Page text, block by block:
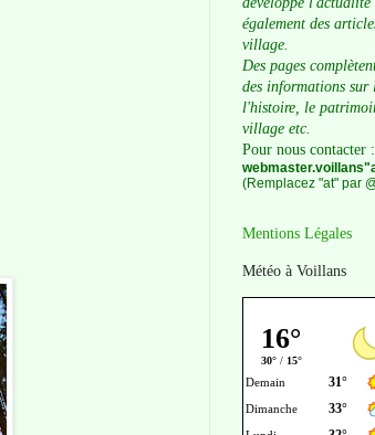
également des
village.
Des pages
des informations sur
l'histoire, le
village etc.
Pour nous contacter :
(Remplacez "at" par
Mentions Légales
Météo à Voillans